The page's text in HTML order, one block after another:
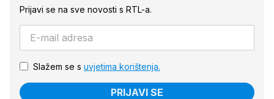
Prijavi se na sve novosti s RTL-a.
Slažem se s uvjetima korištenja.
PRIJAVI SE